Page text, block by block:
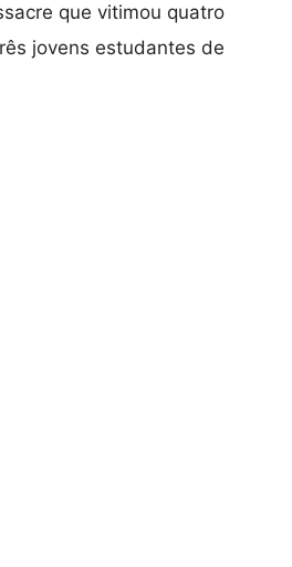
que vitimou quatro
jovens estudantes de